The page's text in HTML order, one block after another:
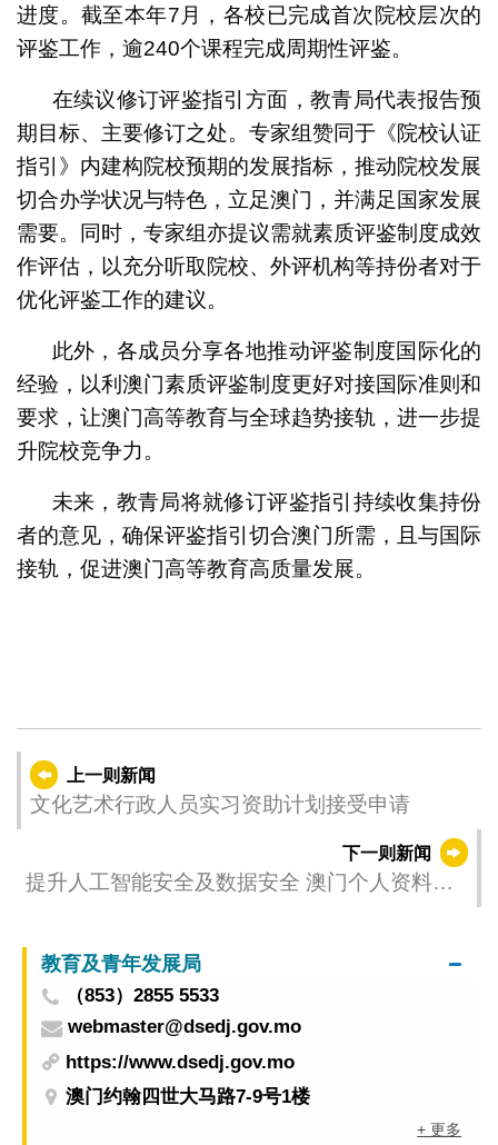
进度。截至本年7月，各校已完成首次院校层次的
评鉴工作，逾240个课程完成周期性评鉴。
在续议修订评鉴指引方面，教青局代表报告预
期目标、主要修订之处。专家组赞同于《院校认证
指引》内建构院校预期的发展指标，推动院校发展
切合办学状况与特色，立足澳门，并满足国家发展
需要。同时，专家组亦提议需就素质评鉴制度成效
作评估，以充分听取院校、外评机构等持份者对于
优化评鉴工作的建议。
此外，各成员分享各地推动评鉴制度国际化的
经验，以利澳门素质评鉴制度更好对接国际准则和
要求，让澳门高等教育与全球趋势接轨，进一步提
升院校竞争力。
未来，教青局将就修订评鉴指引持续收集持份
者的意见，确保评鉴指引切合澳门所需，且与国际
接轨，促进澳门高等教育高质量发展。
上一则新闻
文化艺术行政人员实习资助计划接受申请
下一则新闻
提升人工智能安全及数据安全 澳门个人资料保
隐保障机构 发布《个人资料匿名化入门指南》
教育及青年发展局
（853）2855 5533
webmaster@dsedj.gov.mo
https://www.dsedj.gov.mo
澳门约翰四世大马路7-9号1楼
+ 更多